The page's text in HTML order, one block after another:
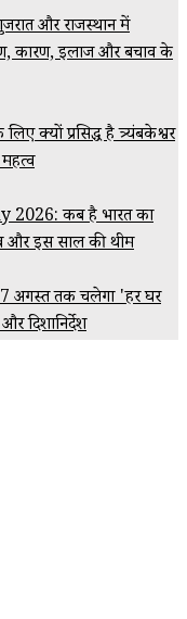
और राजस्थान में
कारण, इलाज और बचाव के
क्यों प्रसिद्ध है त्र्यंबकेश्वर
कब है भारत का
और इस साल की थीम
तक चलेगा 'हर घर
दिशानिर्देश